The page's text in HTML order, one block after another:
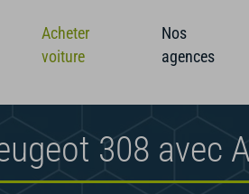
Acheter
voiture
Nos
agences
308 avec